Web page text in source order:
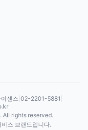
센스 02-2201-5881
All rights reserved.
스 브랜드입니다.